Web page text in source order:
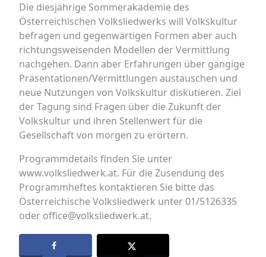
Die diesjährige Sommerakademie des
Österreichischen Volksliedwerks will Volkskultur
befragen und gegenwärtigen Formen aber auch
richtungsweisenden Modellen der Vermittlung
nachgehen. Dann aber Erfahrungen über gängige
Präsentationen/Vermittlungen austauschen und
neue Nutzungen von Volkskultur diskutieren. Ziel
der Tagung sind Fragen über die Zukunft der
Volkskultur und ihren Stellenwert für die
Gesellschaft von morgen zu erörtern.
Programmdetails finden Sie unter
www.volksliedwerk.at. Für die Zusendung des
Programmheftes kontaktieren Sie bitte das
Österreichische Volksliedwerk unter 01/5126335
oder office@volksliedwerk.at.